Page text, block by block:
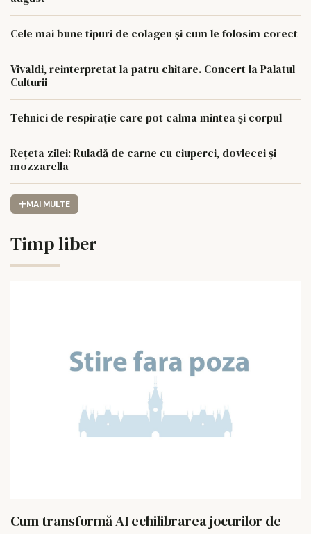
Cele mai bune tipuri de colagen și cum le folosim corect
Vivaldi, reinterpretat la patru chitare. Concert la Palatul
Culturii
Tehnici de respirație care pot calma mintea și corpul
Rețeta zilei: Ruladă de carne cu ciuperci, dovlecei și
mozzarella
MAI MULTE
Timp liber
Cum transformă AI echilibrarea jocurilor de